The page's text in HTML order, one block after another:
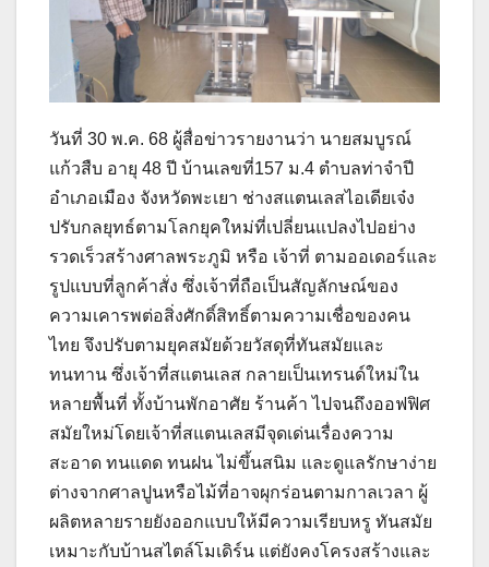
วันที่ 30 พ.ค. 68 ผู้สื่อข่าวรายงานว่า นายสมบูรณ์
แก้วสืบ อายุ 48 ปี บ้านเลขที่157 ม.4 ตำบลท่าจำปี
อำเภอเมือง จังหวัดพะเยา ช่างสแตนเลสไอเดียเจ๋ง
ปรับกลยุทธ์ตามโลกยุคใหม่ที่เปลี่ยนแปลงไปอย่าง
รวดเร็วสร้างศาลพระภูมิ หรือ เจ้าที่ ตามออเดอร์และ
รูปแบบที่ลูกค้าสั่ง ซึ่งเจ้าที่ถือเป็นสัญลักษณ์ของ
ความเคารพต่อสิ่งศักดิ์สิทธิ์ตามความเชื่อของคน
ไทย จึงปรับตามยุคสมัยด้วยวัสดุที่ทันสมัยและ
ทนทาน ซึ่งเจ้าที่สแตนเลส กลายเป็นเทรนด์ใหม่ใน
หลายพื้นที่ ทั้งบ้านพักอาศัย ร้านค้า ไปจนถึงออฟฟิศ
สมัยใหม่โดยเจ้าที่สแตนเลสมีจุดเด่นเรื่องความ
สะอาด ทนแดด ทนฝน ไม่ขึ้นสนิม และดูแลรักษาง่าย
ต่างจากศาลปูนหรือไม้ที่อาจผุกร่อนตามกาลเวลา ผู้
ผลิตหลายรายยังออกแบบให้มีความเรียบหรู ทันสมัย
เหมาะกับบ้านสไตล์โมเดิร์น แต่ยังคงโครงสร้างและ